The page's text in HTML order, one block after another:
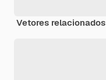
Vetores relacionados